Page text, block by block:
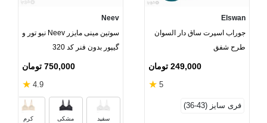
Elswan
جوراب اسپرت ساق دار السوان
طرح شفق
249,000 تومان
5
★
فری سایز (43-36)
Neev
سوتین مینی مایزر Neev نیو تور و
گیپور بدون فنر کد 320
750,000 تومان
4.9
★
سفید مشکی کرم